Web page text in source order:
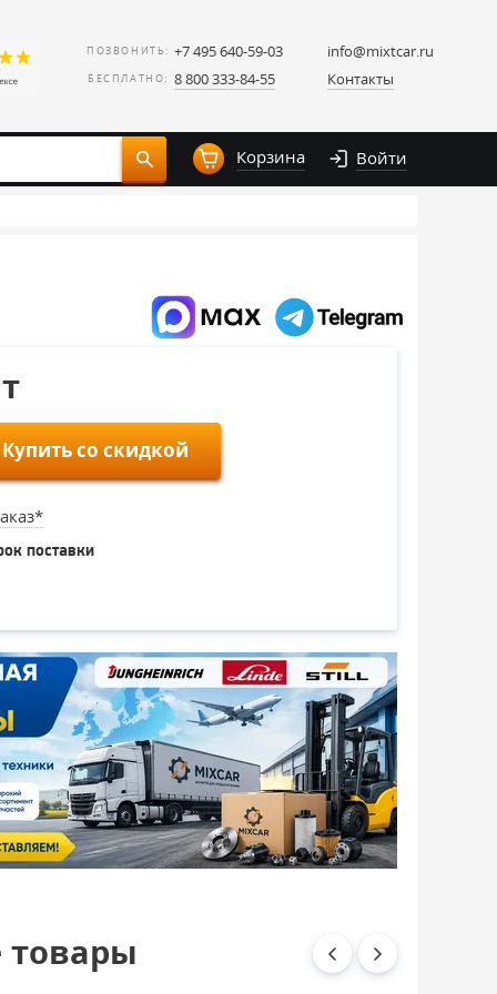
ПОЗВОНИТЬ: +7 495 640-59-03
БЕСПЛАТНО: 8 800 333-84-55
info@mixtcar.ru
Контакты
Корзина Войти
Купить со скидкой
поставки